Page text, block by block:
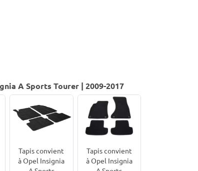
A Sports Tourer | 2009-2017
Tapis convient
à Opel Insignia
Tapis convient
à Opel Insignia